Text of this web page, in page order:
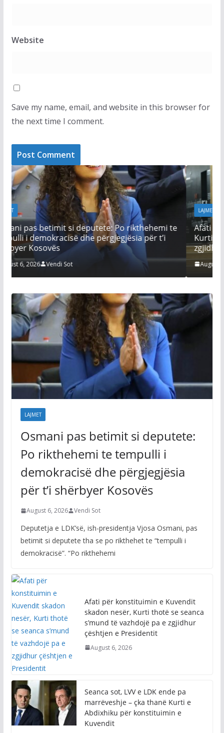
Website
Save my name, email, and website in this browser for
the next time I comment.
te
t’i
LAJMET
Afati për konstituimin e Kuvendit skadon
Kurti thotë se seanca s’mund të vazhdojë pa e
zgjidhur çështjen e Presidentit
August 6, 2026
LAJMET
Osmani pas betimit si deputete:
Po rikthehemi te tempulli i
demokracisë dhe përgjegjësia
për t’i shërbyer Kosovës
August 6, 2026 Vendi Sot
Deputetja e LDK’së, ish-presidentja Vjosa Osmani, pas
betimit si deputete tha se po rikthehet te “tempulli i
demokracisë”. “Po rikthehemi
Afati për konstituimin e Kuvendit
skadon nesër, Kurti thotë se seanca
s’mund të vazhdojë pa e zgjidhur
çështjen e Presidentit
August 6, 2026
Seanca sot, LVV e LDK ende pa
marrëveshje – çka thanë Kurti e
Abdixhiku për konstituimin e
Kuvendit